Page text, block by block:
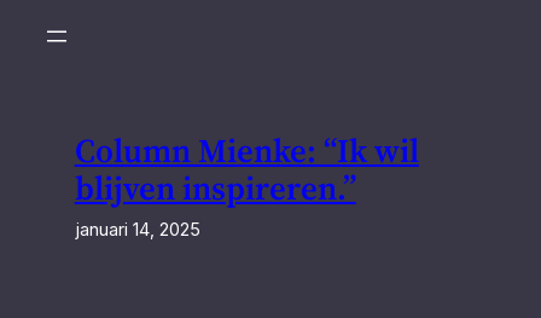
Column Mienke: “Ik wil
blijven inspireren.”
januari 14, 2025